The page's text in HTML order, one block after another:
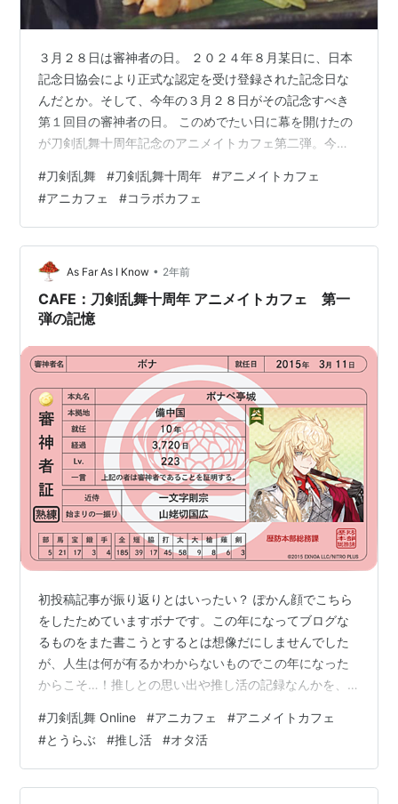
３月２８日は審神者の日。 ２０２４年８月某日に、日本
記念日協会により正式な認定を受け登録された記念日な
んだとか。そして、今年の３月２８日がその記念すべき
第１回目の審神者の日。 このめでたい日に幕を開けたの
が刀剣乱舞十周年記念のアニメイトカフェ第二弾。今回
文字、来、村正、長義、新選組刀、維新刀、三名槍、大
太刀兄弟、式典薙刀組、同田貫、孫六、祢々切丸、正
宗、地蔵、古今といった３９振りの面々がラインナップ
されています。 今回初日は落選し、自分の当選枠の一番
早い日程が四月四日の回だったのでアイシングクッキー
は売り切ればかりかもしれないなあ（前回の第一弾…
#刀剣乱舞 #刀剣乱舞十周年 #アニメイトカフェ
#アニカフェ #コラボカフェ
As Far As I Know • 2年前
CAFE：刀剣乱舞十周年 アニメイトカフェ 第一
弾の記憶
初投稿記事が振り返りとはいったい？ ぽかん顔でこちら
をしたためていますボナです。この年になってブログな
るものをまた書こうとするとは想像だにしませんでした
が、人生は何が有るかわからないものでこの年になった
からこそ…！推しとの思い出や推し活の記録なんかを、
ージにだけ残しておくのは惜しくない？消えちゃったら
何も残らなくない？という考えに思い至った次第です。
文字を書くのは二次創作という趣味の世界で文字書きを
している同人者の端くれとして好きなので、気楽にきま
#刀剣乱舞 Online #アニカフェ #アニメイトカフェ
#とうらぶ #推し活 #オタ活